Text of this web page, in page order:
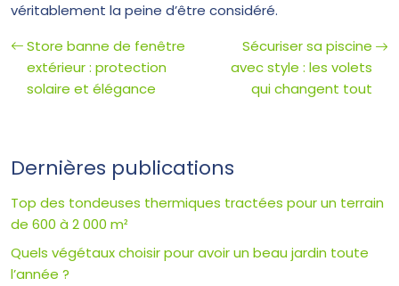
véritablement la peine d’être considéré.
Store banne de fenêtre
extérieur : protection
solaire et élégance
Sécuriser sa piscine
avec style : les volets
qui changent tout
Dernières publications
Top des tondeuses thermiques tractées pour un terrain
de 600 à 2 000 m²
Quels végétaux choisir pour avoir un beau jardin toute
l’année ?